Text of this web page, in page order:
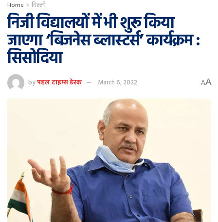
Home दिल्ली
निजी विद्यालयों में भी शुरू किया
जाएगा ‘बिजनेस ब्लास्टर्स’ कार्यक्रम :
सिसोदिया
byपहल टाइम्स डेस्क March 6, 2022 AA